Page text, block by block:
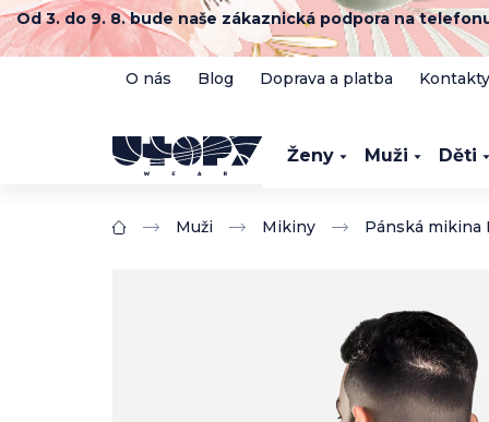
Přejít
na
obsah
Od 3. do 9. 8. bude naše zákaznická podpora na
O nás Blog Doprava a platba Kontakty
Ženy Muži Děti
Domů Muži Mikiny Pánská mikina